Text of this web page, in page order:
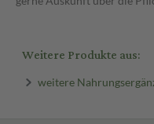
Weitere Produkte aus:
weitere